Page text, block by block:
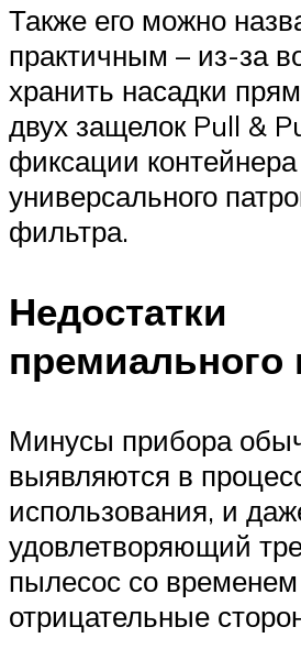
Также его можно
практичным – из-за
хранить насадки
двух защелок Pull &
фиксации
универсального
фильтра.
Недостатки
премиального
Минусы прибора
выявляются в
использования, и
удовлетворяющий
пылесос со
отрицательные